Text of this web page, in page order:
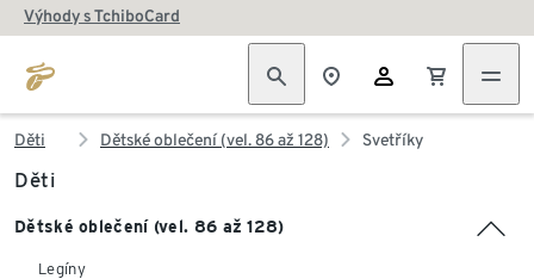
Výhody s TchiboCard
Děti Dětské oblečení (vel. 86 až 128) Svetříky
Děti
Dětské oblečení (vel. 86 až 128)
Legíny